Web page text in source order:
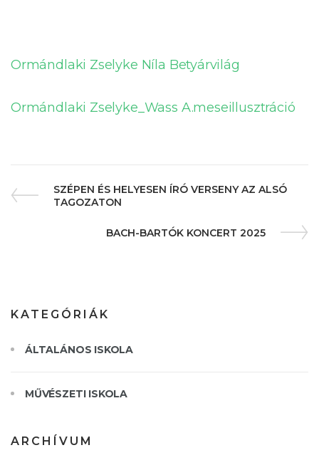
Ormándlaki Zselyke Níla Betyárvilág
Ormándlaki Zselyke_Wass A.meseillusztráció
SZÉPEN ÉS HELYESEN ÍRÓ VERSENY AZ ALSÓ
TAGOZATON
BACH-BARTÓK KONCERT 2025
KATEGÓRIÁK
ÁLTALÁNOS ISKOLA
MŰVÉSZETI ISKOLA
ARCHÍVUM